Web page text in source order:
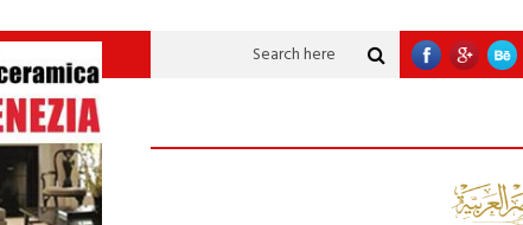
عملاقة؟ قوة الدولة.. عندما يصبح التخطيط خط الدفاع الأول